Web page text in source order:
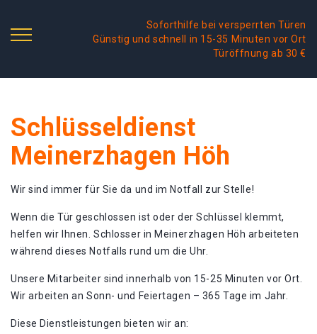
Soforthilfe bei versperrten Türen
Günstig und schnell in 15-35 Minuten vor Ort
Türöffnung ab 30 €
Schlüsseldienst
Meinerzhagen Höh
Wir sind immer für Sie da und im Notfall zur Stelle!
Wenn die Tür geschlossen ist oder der Schlüssel klemmt,
helfen wir Ihnen. Schlosser in Meinerzhagen Höh arbeiteten
während dieses Notfalls rund um die Uhr.
Unsere Mitarbeiter sind innerhalb von 15-25 Minuten vor Ort.
Wir arbeiten an Sonn- und Feiertagen – 365 Tage im Jahr.
Diese Dienstleistungen bieten wir an: